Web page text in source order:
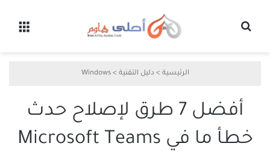
الرئيسية > دليل التقنية >
Windows
أفضل 7 طرق لإصلاح حدث
خطأ ما في Microsoft Teams